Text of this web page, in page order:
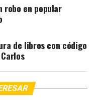
robo en popular
de libros con código